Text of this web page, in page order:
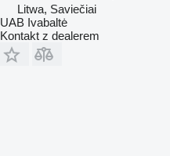
Litwa, Saviečiai
UAB Ivabaltė
Kontakt z dealerem